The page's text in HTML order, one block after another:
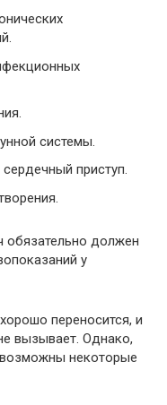
системы.
приступ.
обязательно должен
у
переносится, и
вызывает. Однако,
некоторые